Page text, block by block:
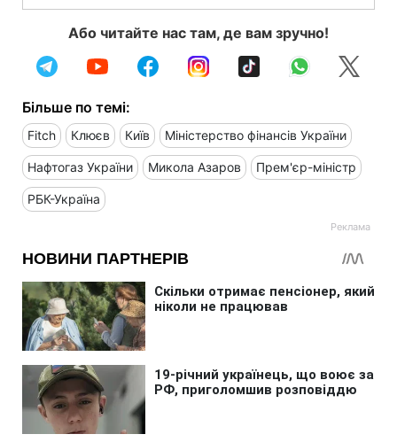
Або читайте нас там, де вам зручно!
Більше по темі:
Fitch Клюєв Київ Міністерство фінансів України
Нафтогаз України Микола Азаров Прем'єр-міністр
РБК-Україна